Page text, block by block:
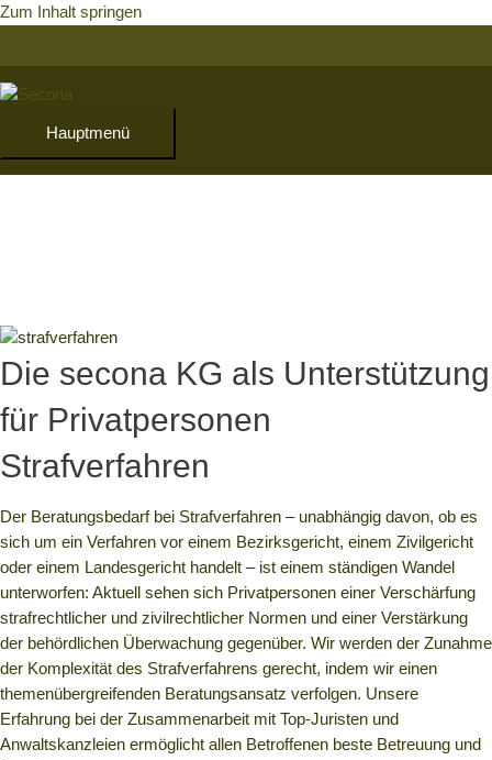
Zum Inhalt springen
Hauptmenü
Die secona KG als Unterstützung
für Privatpersonen
Strafverfahren
Der Beratungsbedarf bei Strafverfahren – unabhängig davon, ob es
sich um ein Verfahren vor einem Bezirksgericht, einem Zivilgericht
oder einem Landesgericht handelt – ist einem ständigen Wandel
unterworfen: Aktuell sehen sich Privatpersonen einer Verschärfung
strafrechtlicher und zivilrechtlicher Normen und einer Verstärkung
der behördlichen Überwachung gegenüber. Wir werden der Zunahme
der Komplexität des Strafverfahrens gerecht, indem wir einen
themenübergreifenden Beratungsansatz verfolgen. Unsere
Erfahrung bei der Zusammenarbeit mit Top-Juristen und
Anwaltskanzleien ermöglicht allen Betroffenen beste Betreuung und